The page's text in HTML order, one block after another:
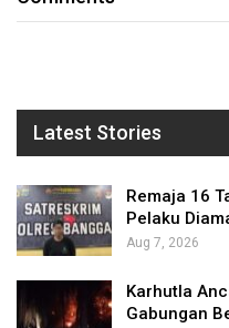
Latest Stories
Remaja 16
Pelaku
Aug 7, 2026
Karhutla
Gabungan